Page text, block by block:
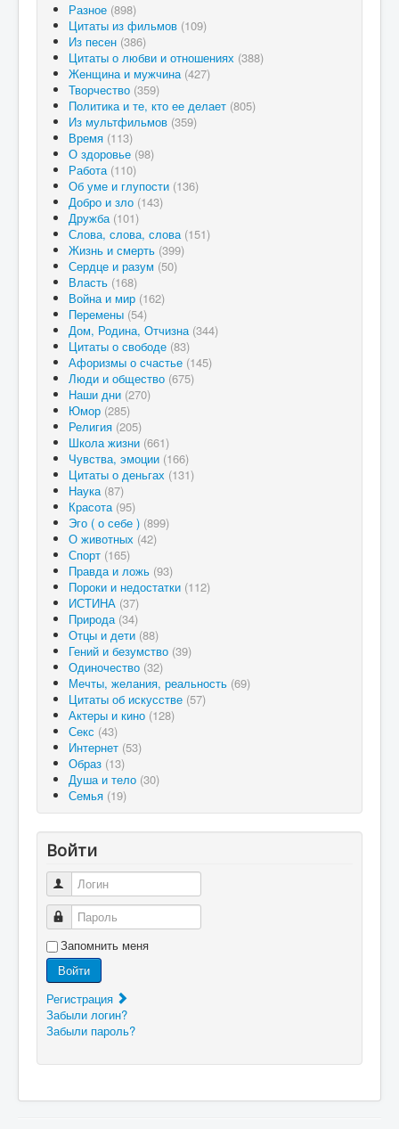
Разное (898)
Цитаты из фильмов (109)
Из песен (386)
Цитаты о любви и отношениях (388)
Женщина и мужчина (427)
Творчество (359)
Политика и те, кто ее делает (805)
Из мультфильмов (359)
Время (113)
О здоровье (98)
Работа (110)
Об уме и глупости (136)
Добро и зло (143)
Дружба (101)
Слова, слова, слова (151)
Жизнь и смерть (399)
Сердце и разум (50)
Власть (168)
Война и мир (162)
Перемены (54)
Дом, Родина, Отчизна (344)
Цитаты о свободе (83)
Афоризмы о счастье (145)
Люди и общество (675)
Наши дни (270)
Юмор (285)
Религия (205)
Школа жизни (661)
Чувства, эмоции (166)
Цитаты о деньгах (131)
Наука (87)
Красота (95)
Эго ( о себе ) (899)
О животных (42)
Спорт (165)
Правда и ложь (93)
Пороки и недостатки (112)
ИСТИНА (37)
Природа (34)
Отцы и дети (88)
Гений и безумство (39)
Одиночество (32)
Мечты, желания, реальность (69)
Цитаты об искусстве (57)
Актеры и кино (128)
Секс (43)
Интернет (53)
Образ (13)
Душа и тело (30)
Семья (19)
Войти
Логин
Пароль
Запомнить меня
Войти
Регистрация
Забыли логин?
Забыли пароль?